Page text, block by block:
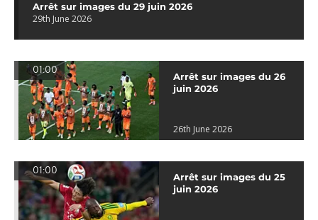
Arrêt sur images du 29 juin 2026
29th June 2026
01:00
Arrêt sur images du 26
juin 2026
26th June 2026
01:00
Arrêt sur images du 25
juin 2026